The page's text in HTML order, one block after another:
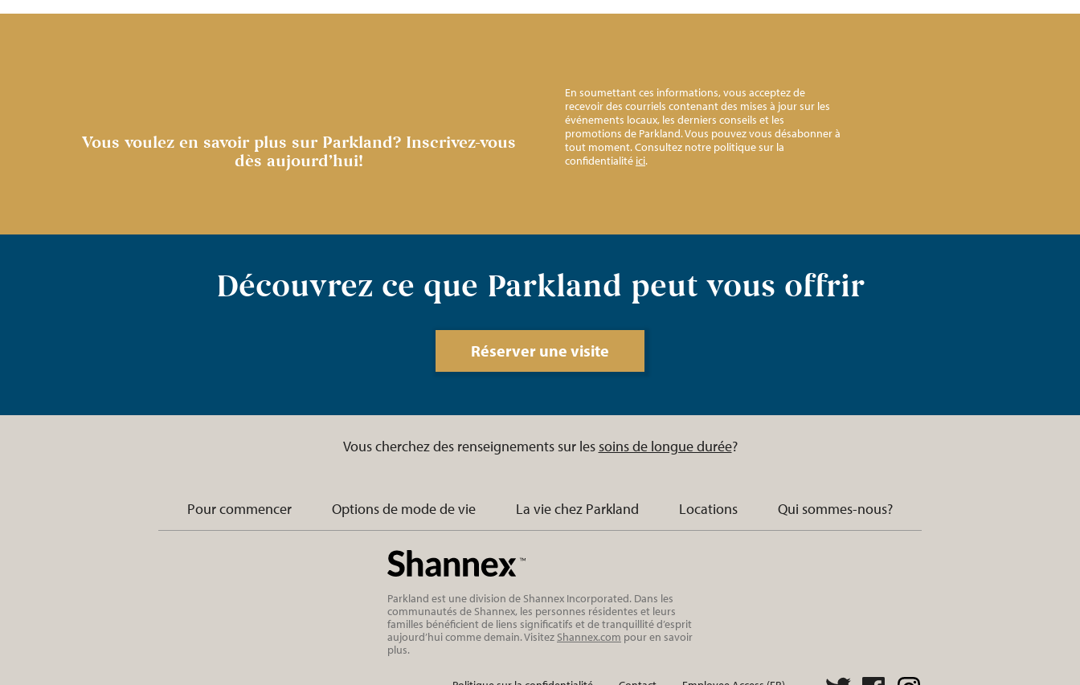
Vous voulez en savoir plus sur Parkland? Inscrivez-vous
dès aujourd’hui!
En soumettant ces informations, vous acceptez de
recevoir des courriels contenant des mises à jour sur les
événements locaux, les derniers conseils et les
promotions de Parkland. Vous pouvez vous désabonner à
tout moment. Consultez notre politique sur la
confidentialité ici.
Découvrez ce que Parkland peut vous offrir
Réserver une visite
Vous cherchez des renseignements sur les soins de longue durée?
Pour commencer Options de mode de vie La vie chez Parkland Locations Qui sommes-nous?
Parkland est une division de Shannex Incorporated. Dans les
communautés de Shannex, les personnes résidentes et leurs
familles bénéficient de liens significatifs et de tranquillité d’esprit
aujourd’hui comme demain. Visitez Shannex.com pour en savoir
plus.